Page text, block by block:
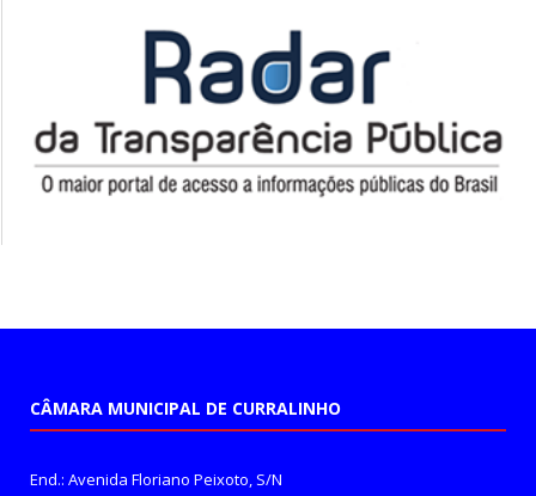
CÂMARA MUNICIPAL DE CURRALINHO
End.: Avenida Floriano Peixoto, S/N